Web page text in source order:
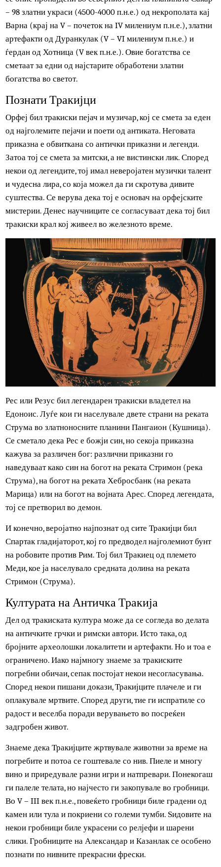
датира од средината на IV век п.н.е.
Сребреното богатство од Летница содржи многу нежни
парчиња.
Богатството од Дабенско се состои од 15.000 златни
парчиња. Богатството датира од 5.000 години п.н.е.
Некои други значајни богатства пронајдени во Бугарија
се оние пронајдени во северниот дел на планината
– 98 златни украси (4500-4000 п.н.е.) од некрополата кај
Варна (крај на V – почеток на IV милениум п.н.е.),
артефакти од Дуранкулак (V – VI милениум п.н.е.) и
ѓердан од Хотница (V век п.н.е.). Овие богатства се
сметаат за едни од најстарите обработени златни
богатства во светот.
Познати Тракијци
Орфеј бил тракиски пејач и музичар, кој се смета за
од најголемите пејачи и поети од антиката. Неговата
приказна е обвиткана со антички приказни и легенди.
Затоа тој се смета за митски, а не вистински лик. Според
некои од легендите, тој имал неверојатен музички
и чудесна лира, со која можел да ги скротува дивите
суштества. Се верува дека тој е основач на орфејските
мистерии. Денес научниците се согласуваат дека тој бил
тракиски крал кој живеел во железното време.
Рес или Резус бил легендарен тракиски владетел на
Едоноис. Луѓе кои ги населувале двете страни на реката
Струма во златноносните планини Пангаион (Кушница).
Се сметало дека Рес е божји син, но секоја приказна
наведуваат како син на богот на реката Стримон (река
Струма), на богот на реката Хебросбанк (на реката
Марица) или на богот на војната Арес. Според
тој се претворил во демон.
И конечно, веројатно најпознат од сите Тракијци бил
Спартак гладијаторот, кој го предводел најголемиот
на робовите против Рим. Тој бил Тракиец од племето
Меди, кое ја населувало средната долина на реката
Стримон (Струма).
Културата на Античка Тракија
Дел од тракиската култура може да се согледа во делата
на античките грчки и римски автори. Исто така, од
бројните археолошки локалитети и артефакти. Но и тоа
ограничено. Иако најмногу знаеме за тракиските
погребни обичаи, сепак постојат некои несогласувања.
Според некои пишани докази, Тракијците плачеле и ги
оплакувале мртвите. Според други, тие ги испратиле со